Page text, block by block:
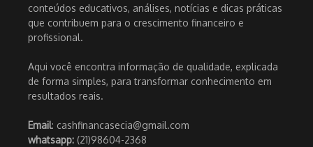
conteúdos educativos, análises, notícias e dicas práticas
que contribuem para o crescimento financeiro e
profissional.
Aqui você encontra informação de qualidade, explicada
de forma simples, para transformar conhecimento em
resultados reais.
Email: cashfinancasecia@gmail.com
whatsapp: (21)98604-2368